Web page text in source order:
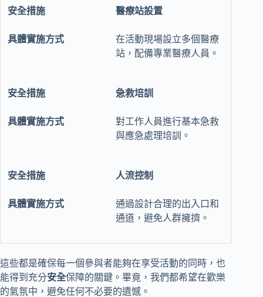
醫療站設置
在活動現場設立多個醫療
站，配備專業醫療人員。
急救培訓
對工作人員進行基本急救
與應急處理培訓。
人流控制
通過設計合理的出入口和
通道，避免人群擁擠。
這些都是確保每一個參與者能夠在享受活動的同時，也
能得到充分安全保障的關鍵。畢竟，我們都希望在歡樂
的氣氛中，避免任何不必要的遺憾。